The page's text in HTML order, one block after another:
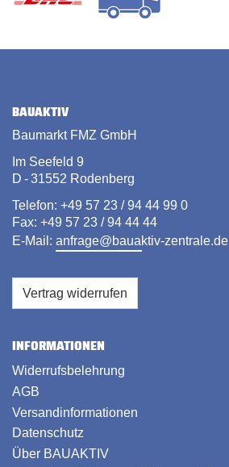
BAUAKTIV
Baumarkt FMZ GmbH
Im Seefeld 9
D - 31552 Rodenberg
Telefon: +49 57 23 / 94 44 99 0
Fax: +49 57 23 / 94 44 44
E-Mail: anfrage@bauaktiv-zentrale.de
Vertrag widerrufen
INFORMATIONEN
Widerrufsbelehrung
AGB
Versandinformationen
Datenschutz
Über BAUAKTIV